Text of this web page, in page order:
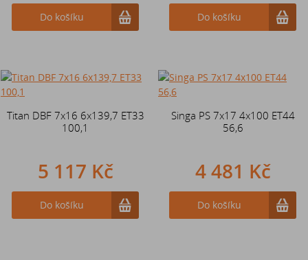
Do košíku Do košíku
Titan DBF 7x16 6x139,7 ET33
100,1
5 117 Kč
Do košíku
Singa PS 7x17 4x100 ET44
56,6
4 481 Kč
Do košíku